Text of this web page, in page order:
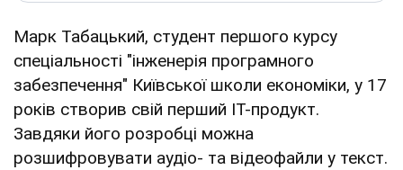
Марк Табацький, студент першого курсу
спеціальності "інженерія програмного
забезпечення" Київської школи економіки, у 17
років створив свій перший ІТ-продукт.
Завдяки його розробці можна
розшифровувати аудіо- та відеофайли у текст.